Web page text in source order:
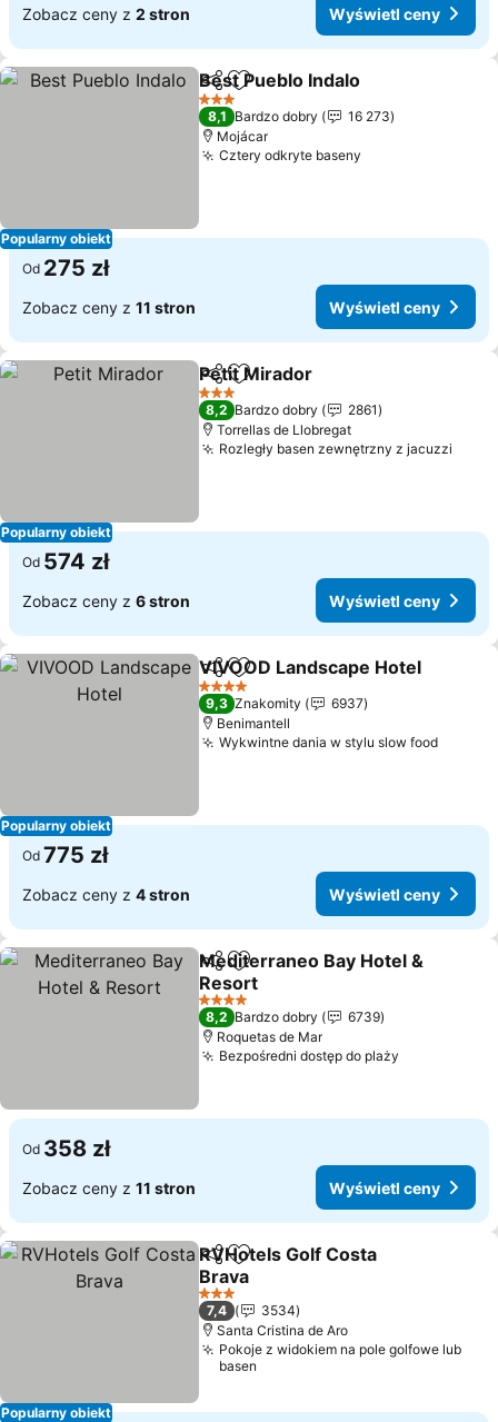
Zobacz ceny z 2 stron Wyświetl ceny
Popularny obiekt
Udostępnij
Dodaj do ulubionych
Best Pueblo Indalo
3 Kategoria
8,1 Bardzo dobry
16 273
Mojácar
Cztery odkryte baseny
Od 275 zł
Zobacz ceny z 11 stron Wyświetl ceny
Popularny obiekt
Udostępnij
Dodaj do ulubionych
Petit Mirador
3 Kategoria
8,2 Bardzo dobry
2861
Torrellas de Llobregat
Rozległy basen zewnętrzny z jacuzzi
Od 574 zł
Zobacz ceny z 6 stron Wyświetl ceny
Popularny obiekt
Udostępnij
Dodaj do ulubionych
VIVOOD Landscape Hotel
4 Kategoria
9,3 Znakomity
6937
Benimantell
Wykwintne dania w stylu slow food
Od 775 zł
Zobacz ceny z 4 stron Wyświetl ceny
Udostępnij
Dodaj do ulubionych
Mediterraneo Bay Hotel &
Resort
4 Kategoria
8,2 Bardzo dobry
6739
Roquetas de Mar
Bezpośredni dostęp do plaży
Od 358 zł
Zobacz ceny z 11 stron Wyświetl ceny
Popularny obiekt
Udostępnij
Dodaj do ulubionych
RVHotels Golf Costa
Brava
3 Kategoria
7,4
3534
Santa Cristina de Aro
Pokoje z widokiem na pole golfowe lub
basen